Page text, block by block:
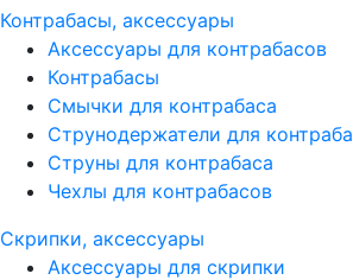
Контрабасы, аксессуары
Аксессуары для контрабасов
Контрабасы
Смычки для контрабаса
Струнодержатели для
Струны для контрабаса
Чехлы для контрабасов
Скрипки, аксессуары
Аксессуары для скрипки